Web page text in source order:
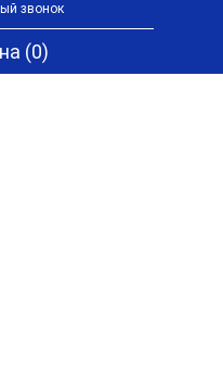
звонок
(0)